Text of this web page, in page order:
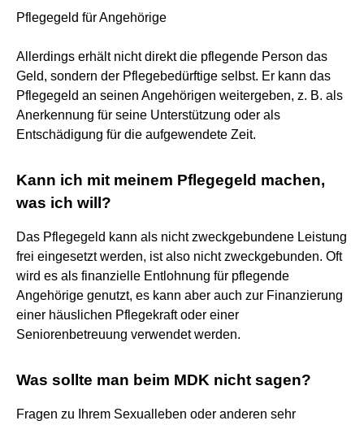
Pflegegeld für Angehörige
Allerdings erhält nicht direkt die pflegende Person das
Geld, sondern der Pflegebedürftige selbst. Er kann das
Pflegegeld an seinen Angehörigen weitergeben, z. B. als
Anerkennung für seine Unterstützung oder als
Entschädigung für die aufgewendete Zeit.
Kann ich mit meinem Pflegegeld machen,
was ich will?
Das Pflegegeld kann als nicht zweckgebundene Leistung
frei eingesetzt werden, ist also nicht zweckgebunden. Oft
wird es als finanzielle Entlohnung für pflegende
Angehörige genutzt, es kann aber auch zur Finanzierung
einer häuslichen Pflegekraft oder einer
Seniorenbetreuung verwendet werden.
Was sollte man beim MDK nicht sagen?
Fragen zu Ihrem Sexualleben oder anderen sehr